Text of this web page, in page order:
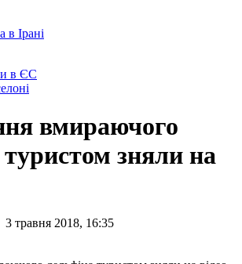
в Ірані
в ЄС
вмираючого
зняли на
травня 2018, 16:35